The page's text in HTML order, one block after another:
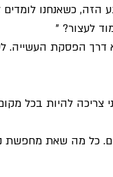
כשאנחנו לומדים
לעצור? "
דרך הפסקת
צריכה להיות בכל
כל מה שאת מחפשת